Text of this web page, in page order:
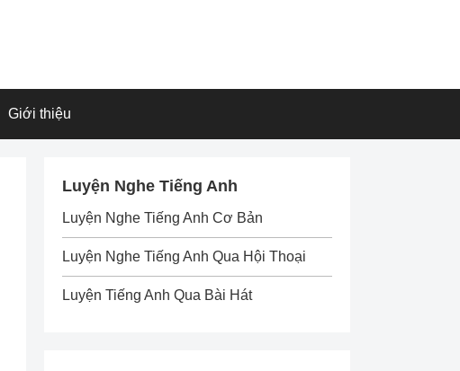
Giới thiệu
Luyện Nghe Tiếng Anh
Luyện Nghe Tiếng Anh Cơ Bản
Luyện Nghe Tiếng Anh Qua Hội Thoại
Luyện Tiếng Anh Qua Bài Hát